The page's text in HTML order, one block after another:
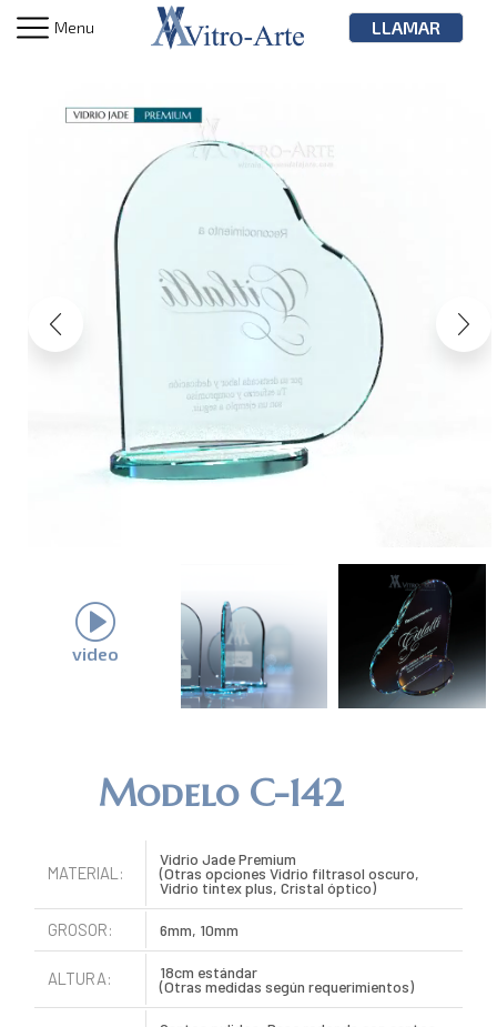
Menu LLAMAR
video
Modelo C-142
MATERIAL:
Vidrio Jade Premium
(Otras opciones Vidrio filtrasol oscuro,
Vidrio tintex plus, Cristal óptico)
GROSOR: 6mm, 10mm
ALTURA: 18cm estándar
(Otras medidas según requerimientos)